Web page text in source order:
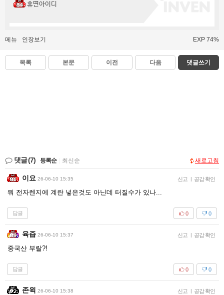
휴면아이디
메뉴 인장보기 EXP 74%
목록 본문 이전 다음 댓글쓰기
댓글(7) 등록순 최신순 새로고침
이요 26-06-10 15:35 신고 | 공감 확인
뭐 전자렌지에 계란 넣은것도 아닌데 터질수가 있나...
답글 0
0
육즙 26-06-10 15:37 신고 | 공감 확인
중국산 부랄?!
답글 0
0
존윅 26-06-10 15:38 신고 | 공감 확인